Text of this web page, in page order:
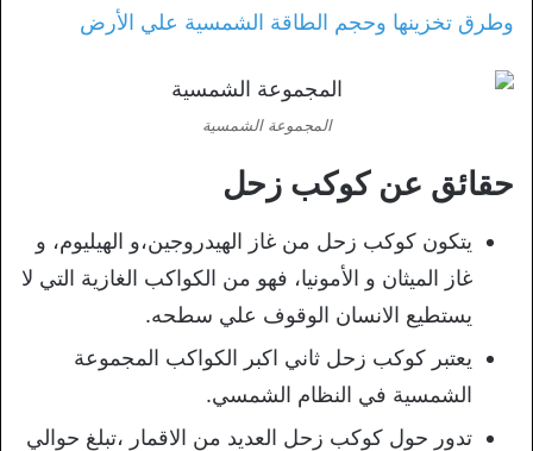
وطرق تخزينها وحجم الطاقة الشمسية علي الأرض
المجموعة الشمسية
حقائق عن كوكب زحل
يتكون كوكب زحل من غاز الهيدروجين،و الهيليوم، و
غاز الميثان و الأمونيا، فهو من الكواكب الغازية التي لا
يستطيع الانسان الوقوف علي سطحه.
يعتبر كوكب زحل ثاني اكبر الكواكب المجموعة
الشمسية في النظام الشمسي.
تدور حول كوكب زحل العديد من الاقمار ،تبلغ حوالي